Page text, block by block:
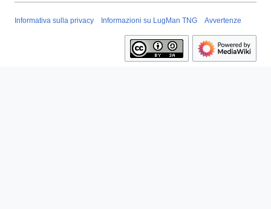
Informativa sulla privacy Informazioni su LugMan TNG Avvertenze